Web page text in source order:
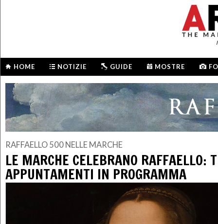
HOME NOTIZIE GUIDE MOSTRE
RAFFAELLO 500 NELLE MARCHE
LE MARCHE CELEBRANO RAFFAELLO:
APPUNTAMENTI IN PROGRAMMA